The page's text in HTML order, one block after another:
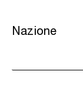
Nazione